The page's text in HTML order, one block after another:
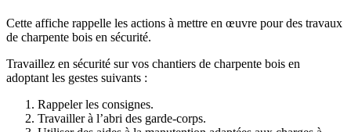
Cette affiche rappelle les actions à mettre en œuvre pour des travaux
de charpente bois en sécurité.
Travaillez en sécurité sur vos chantiers de charpente bois en
adoptant les gestes suivants :
Rappeler les consignes.
Travailler à l’abri des garde-corps.